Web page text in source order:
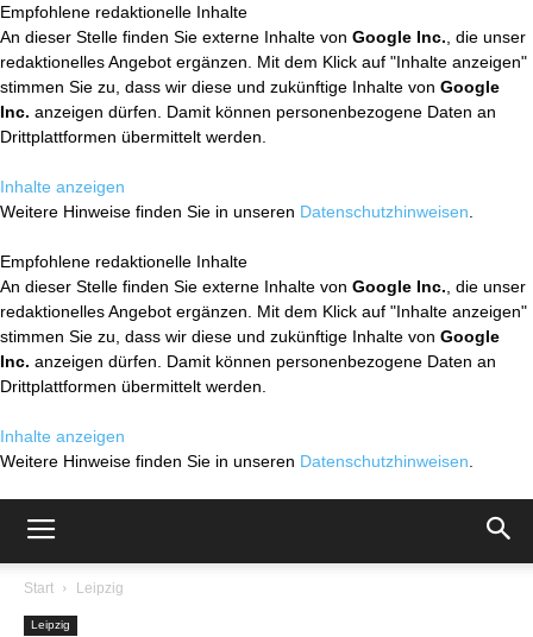
Empfohlene redaktionelle Inhalte
An dieser Stelle finden Sie externe Inhalte von Google Inc. , die unser
redaktionelles Angebot ergänzen. Mit dem Klick auf "Inhalte anzeigen"
stimmen Sie zu, dass wir diese und zukünftige Inhalte von Google
Inc. anzeigen dürfen. Damit können personenbezogene Daten an
Drittplattformen übermittelt werden.
Inhalte anzeigen
Weitere Hinweise finden Sie in unseren Datenschutzhinweisen
Empfohlene redaktionelle Inhalte
An dieser Stelle finden Sie externe Inhalte von Google Inc. , die unser
redaktionelles Angebot ergänzen. Mit dem Klick auf "Inhalte anzeigen"
stimmen Sie zu, dass wir diese und zukünftige Inhalte von Google
Inc. anzeigen dürfen. Damit können personenbezogene Daten an
Drittplattformen übermittelt werden.
Inhalte anzeigen
Weitere Hinweise finden Sie in unseren Datenschutzhinweisen
Start Leipzig
Leipzig